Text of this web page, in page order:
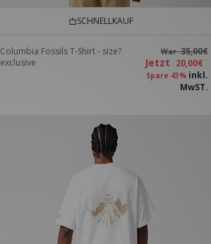
SCHNELLKAUF
Columbia Fossils T-Shirt - size?
exclusive
War35,00€
Jetzt 20,00€
Spare 43% inkl.
MwST.